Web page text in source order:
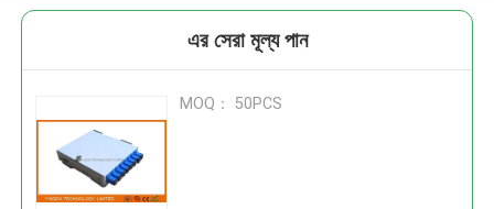
এর সেরা মূল্য পান
MOQ： 50PCS